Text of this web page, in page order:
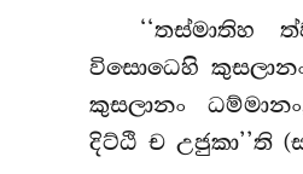
‘‘තස්මාතිහ
විසොධෙහි
කුසලානං
දිට්ඨි ච උජුකා’’ති